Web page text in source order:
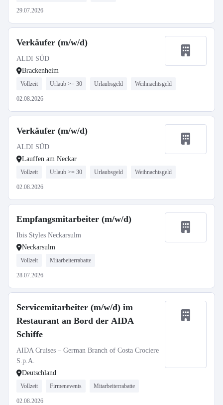
29.07.2026
Verkäufer (m/w/d)
ALDI SÜD
Brackenheim
Vollzeit Urlaub >= 30 Urlaubsgeld Weihnachtsgeld
02.08.2026
Verkäufer (m/w/d)
ALDI SÜD
Lauffen am Neckar
Vollzeit Urlaub >= 30 Urlaubsgeld Weihnachtsgeld
02.08.2026
Empfangsmitarbeiter (m/w/d)
Ibis Styles Neckarsulm
Neckarsulm
Vollzeit Mitarbeiterrabatte
28.07.2026
Servicemitarbeiter (m/w/d) im
Restaurant an Bord der AIDA
Schiffe
AIDA Cruises – German Branch of Costa Crociere
S.p.A.
Deutschland
Vollzeit Firmenevents Mitarbeiterrabatte
02.08.2026